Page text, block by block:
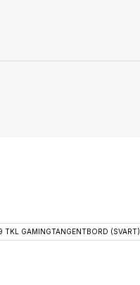
TKL GAMINGTANGENTBORD (SVART)